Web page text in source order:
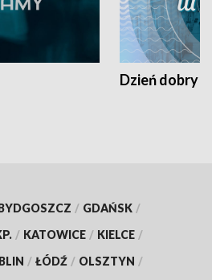
Dzień dobry
/ GDAŃSK /
/ KATOWICE / KIELCE /
/ ŁÓDŹ / OLSZTYN /